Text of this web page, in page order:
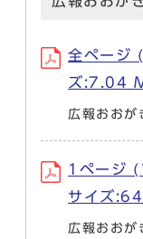
全ページ
ズ:7.04
広報おお
1ページ
サイズ
広報おお